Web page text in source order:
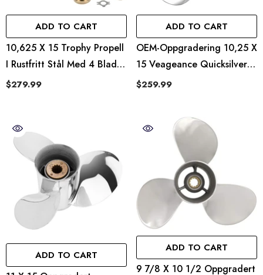
ADD TO CART
10,625 X 15 Trophy Propell
I Rustfritt Stål Med 4 Blader
For Mercury 25–70 Hk, 13
$279.99
ADD TO CART
OEM-Oppgradering 10,25 X
15 Veageance Quicksilver-
Propell
$259.99
ADD TO CART
ADD TO CART
9 7/8 X 10 1/2 Oppgradert